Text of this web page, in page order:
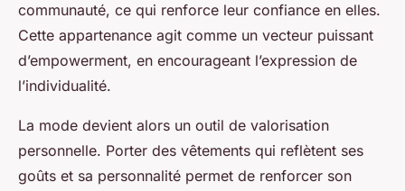
communauté, ce qui renforce leur confiance en elles.
Cette appartenance agit comme un vecteur puissant
d’empowerment, en encourageant l’expression de
l’individualité.
La mode devient alors un outil de valorisation
personnelle. Porter des vêtements qui reflètent ses
goûts et sa personnalité permet de renforcer son